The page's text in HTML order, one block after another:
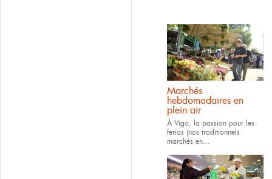
Marchés
hebdomadaires en
plein air
À Vigo, la passion pour les
ferias (nos traditionnels
marchés en...